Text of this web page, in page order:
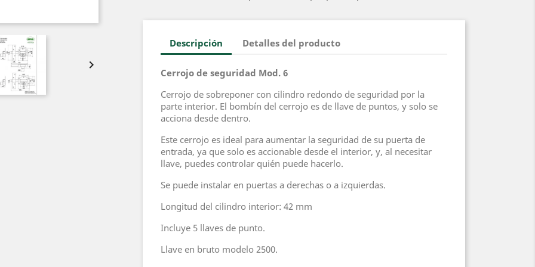

Descripción Detalles del producto
Cerrojo de seguridad Mod. 6
Cerrojo de sobreponer con cilindro redondo de seguridad por la
parte interior. El bombín del cerrojo es de llave de puntos, y solo se
acciona desde dentro.
Este cerrojo es ideal para aumentar la seguridad de su puerta de
entrada, ya que solo es accionable desde el interior, y, al necesitar
llave, puedes controlar quién puede hacerlo.
Se puede instalar en puertas a derechas o a izquierdas.
Longitud del cilindro interior: 42 mm
Incluye 5 llaves de punto.
Llave en bruto modelo 2500.